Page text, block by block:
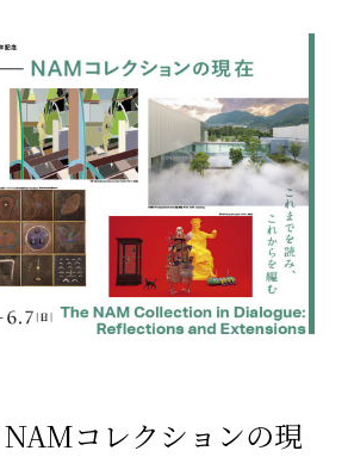
コレクションの現